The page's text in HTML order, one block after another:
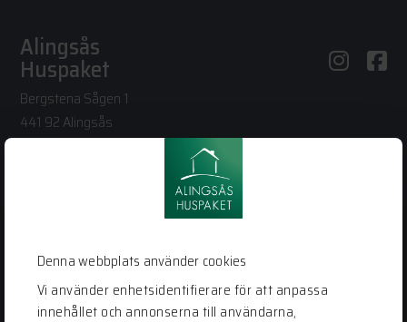
Denna webbplats använder cookies
Vi använder enhetsidentifierare för att anpassa
innehållet och annonserna till användarna,
Alingsås
Huspaket
Bergstena Sågen 1
441 92 Alingsås
0322-22 95 50
Husidéer
Vår process
Vanliga frågor